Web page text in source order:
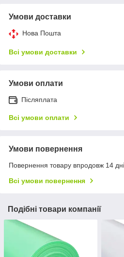
Умови доставки
Нова Пошта
Всі умови доставки
Умови оплати
Післяплата
Всі умови оплати
Умови повернення
Повернення товару впродовж 14
Всі умови повернення
Подібні товари компанії